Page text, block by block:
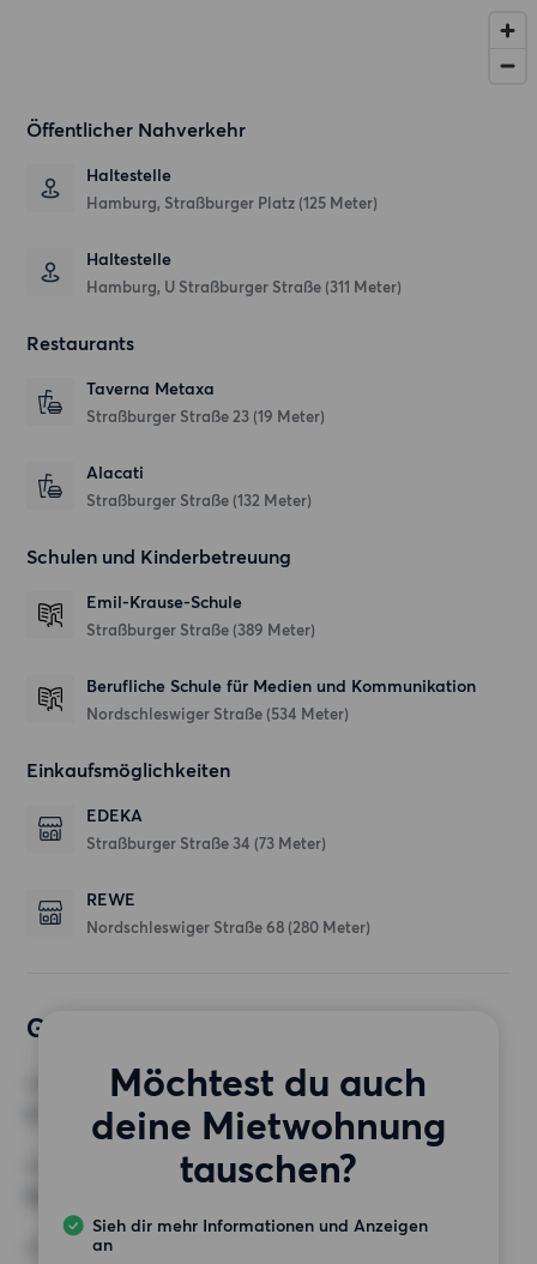
Öffentlicher Nahverkehr
Haltestelle
Hamburg, Straßburger Platz (125 Meter)
Haltestelle
Hamburg, U Straßburger Straße (311 Meter)
Restaurants
Taverna Metaxa
Straßburger Straße 23 (19 Meter)
Alacati
Straßburger Straße (132 Meter)
Schulen und Kinderbetreuung
Emil-Krause-Schule
Straßburger Straße (389 Meter)
Berufliche Schule für Medien und Kommunikation
Nordschleswiger Straße (534 Meter)
Einkaufsmöglichkeiten
EDEKA
Straßburger Straße 34 (73 Meter)
REWE
Nordschleswiger Straße 68 (280 Meter)
Gewünschte Wohnung
Möchtest du auch
deine Mietwohnung
tauschen?
Sieh dir mehr Informationen und Anzeigen
an
0 Zimmer
MINDESTANZAHL AN QUADRATMETERN
HÖCHSTMIETE (KALTMIETE)